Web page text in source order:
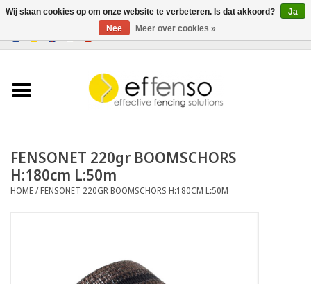
Verlichting
FENSONET 220gr BOOMSCHORS
H:180cm L:50m
HOME /FENSONET 220GR BOOMSCHORS H:180CM L:50M
Wij slaan cookies op om onze website te verbeteren. Is dat akkoord?
Ja
Nee
Meer over cookies »